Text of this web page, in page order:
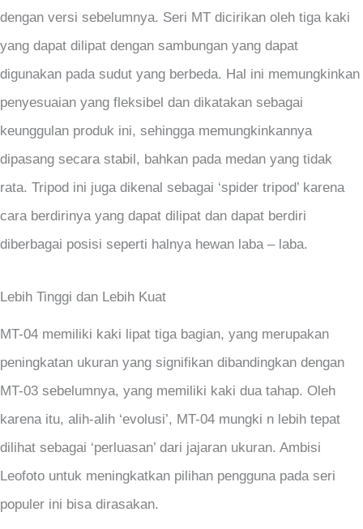
dengan versi sebelumnya. Seri MT dicirikan oleh tiga kaki
yang dapat dilipat dengan sambungan yang dapat
digunakan pada sudut yang berbeda. Hal ini memungkinkan
penyesuaian yang fleksibel dan dikatakan sebagai
keunggulan produk ini, sehingga memungkinkannya
dipasang secara stabil, bahkan pada medan yang tidak
rata. Tripod ini juga dikenal sebagai ‘spider tripod’ karena
cara berdirinya yang dapat dilipat dan dapat berdiri
diberbagai posisi seperti halnya hewan laba – laba.
Lebih Tinggi dan Lebih Kuat
MT-04 memiliki kaki lipat tiga bagian, yang merupakan
peningkatan ukuran yang signifikan dibandingkan dengan
MT-03 sebelumnya, yang memiliki kaki dua tahap. Oleh
karena itu, alih-alih ‘evolusi’, MT-04 mungki n lebih tepat
dilihat sebagai ‘perluasan’ dari jajaran ukuran. Ambisi
Leofoto untuk meningkatkan pilihan pengguna pada seri
populer ini bisa dirasakan.